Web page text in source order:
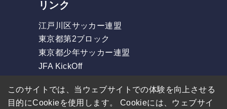
このサイトでは、当ウェブサイトでの体験を向上させる
目的にCookieを使用します。 Cookieには、ウェブサイ
リンク
江戸川区サッカー連盟
東京都第2ブロック
東京都少年サッカー連盟
JFA KickOff
東部リーグ
GOリーグ